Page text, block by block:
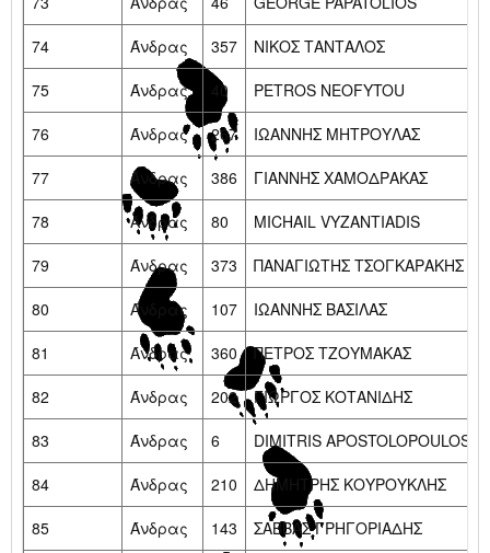
74
Άνδρας 357
ΝΙΚΟΣ ΤΑΝΤΑΛΟΣ
75
Άνδρας 40
PETROS NEOFYTOU
76
Άνδρας 267
ΙΩΑΝΝΗΣ ΜΗΤΡΟΥΛΑΣ
77
Άνδρας 386
ΓΙΑΝΝΗΣ ΧΑΜΟΔΡΑΚΑΣ
78
Άνδρας 80
MICHAIL VYZANTIADIS
79
Άνδρας 373
ΠΑΝΑΓΙΩΤΗΣ ΤΣΟΓΚΑΡΑΚΗΣ
80
Άνδρας 107
ΙΩΑΝΝΗΣ ΒΑΣΙΛΑΣ
81
Άνδρας 360
ΠΕΤΡΟΣ ΤΖΟΥΜΑΚΑΣ
82
Άνδρας 202
ΓΙΩΡΓΟΣ ΚΟΤΑΝΙΔΗΣ
83
Άνδρας 6
DIMITRIS APOSTOLOPOULOS
84
Άνδρας 210
ΔΗΜΗΤΡΗΣ ΚΟΥΡΟΥΚΛΗΣ
85
Άνδρας 143
ΣΑΒΒΑΣ ΓΡΗΓΟΡΙΑΔΗΣ